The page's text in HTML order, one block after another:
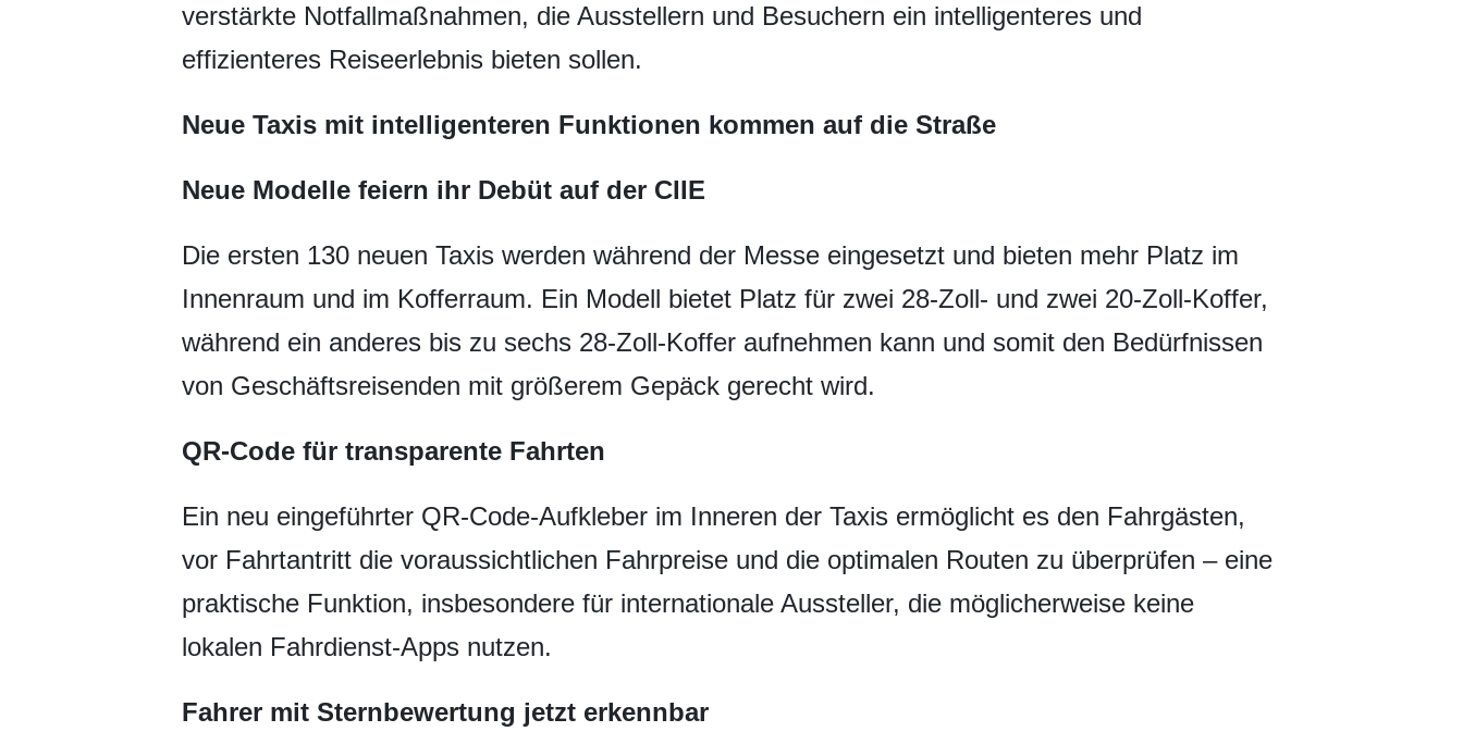
verstärkte Notfallmaßnahmen, die Ausstellern und Besuchern ein intelligenteres und
effizienteres Reiseerlebnis bieten sollen.
Neue Taxis mit intelligenteren Funktionen kommen auf die Straße
Neue Modelle feiern ihr Debüt auf der CIIE
Die ersten 130 neuen Taxis werden während der Messe eingesetzt und bieten mehr Platz im
Innenraum und im Kofferraum. Ein Modell bietet Platz für zwei 28-Zoll- und zwei 20-Zoll-Koffer,
während ein anderes bis zu sechs 28-Zoll-Koffer aufnehmen kann und somit den Bedürfnissen
von Geschäftsreisenden mit größerem Gepäck gerecht wird.
QR-Code für transparente Fahrten
Ein neu eingeführter QR-Code-Aufkleber im Inneren der Taxis ermöglicht es den Fahrgästen,
vor Fahrtantritt die voraussichtlichen Fahrpreise und die optimalen Routen zu überprüfen – eine
praktische Funktion, insbesondere für internationale Aussteller, die möglicherweise keine
lokalen Fahrdienst-Apps nutzen.
Fahrer mit Sternbewertung jetzt erkennbar